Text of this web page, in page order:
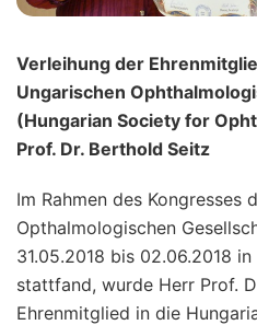
Verleihung der
Ungarischen
(Hungarian Society for
Prof. Dr. Berthold Seitz
Im Rahmen des Kongresses
Opthalmologischen
31.05.2018 bis 02.06.2018
stattfand, wurde Herr Prof.
Ehrenmitglied in die